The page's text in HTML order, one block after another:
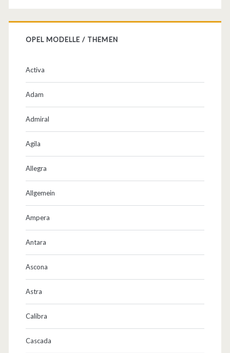
OPEL MODELLE / THEMEN
Activa
Adam
Admiral
Agila
Allegra
Allgemein
Ampera
Antara
Ascona
Astra
Calibra
Cascada